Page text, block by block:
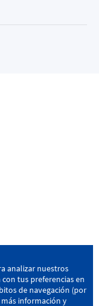
Bizkaia
analizar nuestros
tus preferencias en
de navegación (por
información y